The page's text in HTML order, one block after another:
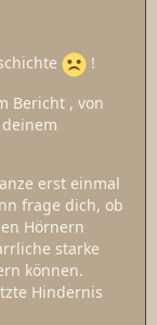
!
Bericht , von
erst einmal
frage dich, ob
Hörnern
starke
können.
Hindernis